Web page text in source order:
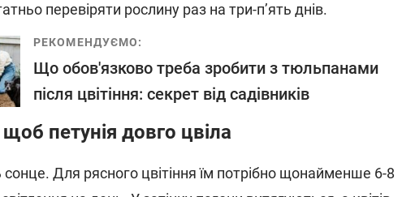
перевіряти рослину раз на три-п’ять днів.
РЕКОМЕНДУЄМО:
Що обов'язково треба зробити з тюльпанами
після цвітіння: секрет від садівників
петунія довго цвіла
сонце. Для рясного цвітіння їм потрібно щонайменше 6-8